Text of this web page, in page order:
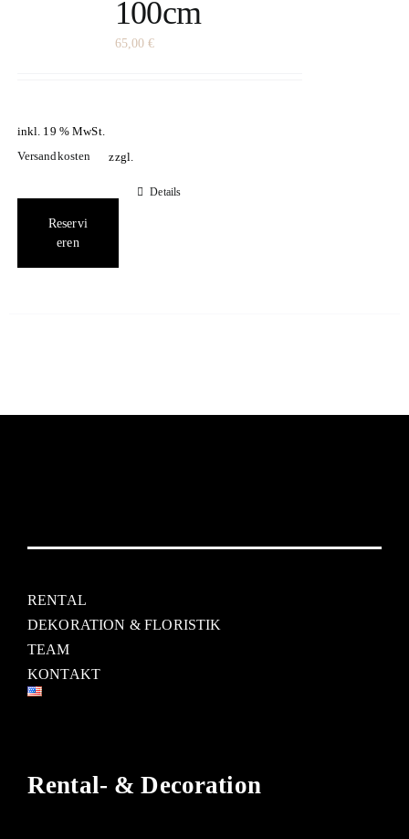
100cm
65,00€
inkl. 19 % MwSt.
zzgl.
Versandkosten
Reservi
eren
Details
RENTAL
DEKORATION & FLORISTIK
TEAM
KONTAKT
Rental- & Decoration